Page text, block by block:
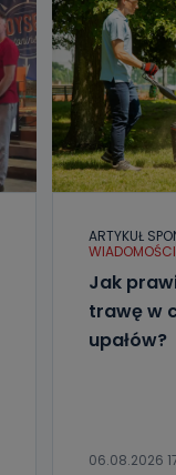
oraz partnerzy
Jak
Można to zrobić pod
poczta@tvproart.pl
ARTYKUŁ
WIADOMOŚCI
Jak
trawę w
upałów?
06.08.2026